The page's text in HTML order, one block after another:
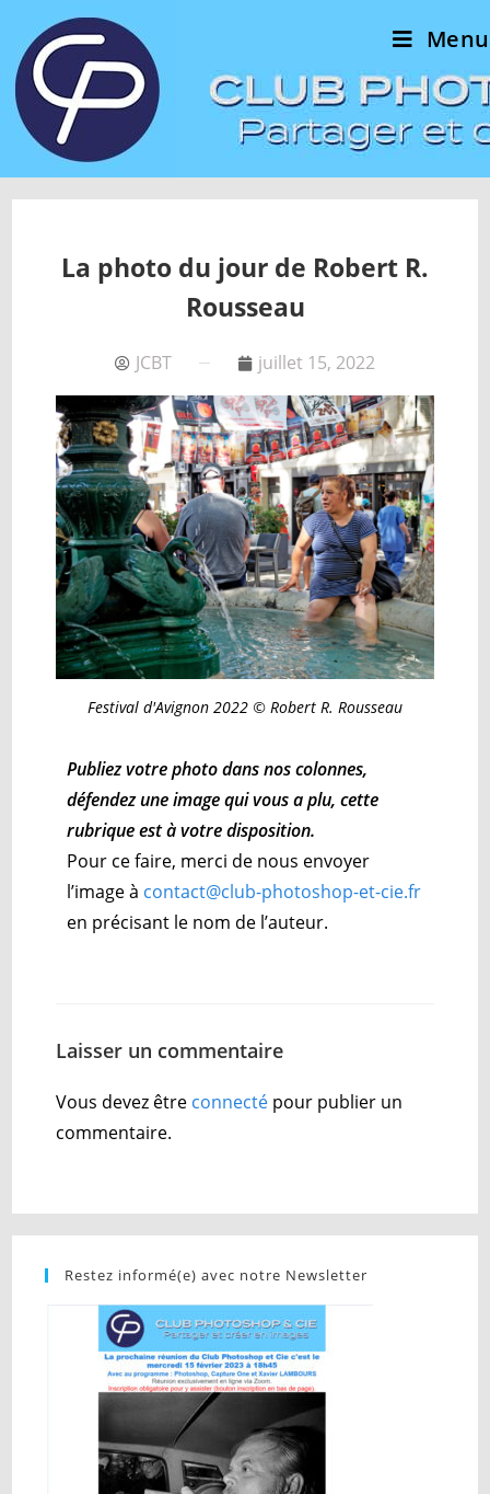
Menu
La photo du jour de Robert R.
Rousseau
JCBT juillet 15, 2022
Festival d'Avignon 2022 © Robert R. Rousseau
Publiez votre photo dans nos colonnes,
défendez une image qui vous a plu, cette
rubrique est à votre disposition.
Pour ce faire, merci de nous envoyer
l’image à contact@club-photoshop-et-cie.fr
en précisant le nom de l’auteur.
Laisser un commentaire
Vous devez être connecté pour publier un
commentaire.
Restez informé(e) avec notre Newsletter